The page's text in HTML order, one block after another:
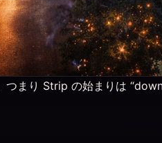
り Strip の始まりは